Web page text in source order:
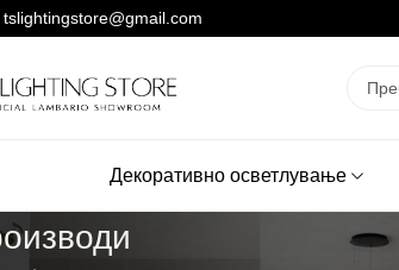
tslightingstore@gmail.com
е 150 денари.
Декоративно осветлување